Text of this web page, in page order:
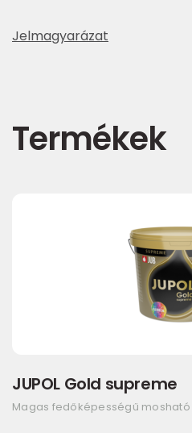
Jelmagyarázat
Termékek
JUPOL Gold supreme
Magas fedőképességű